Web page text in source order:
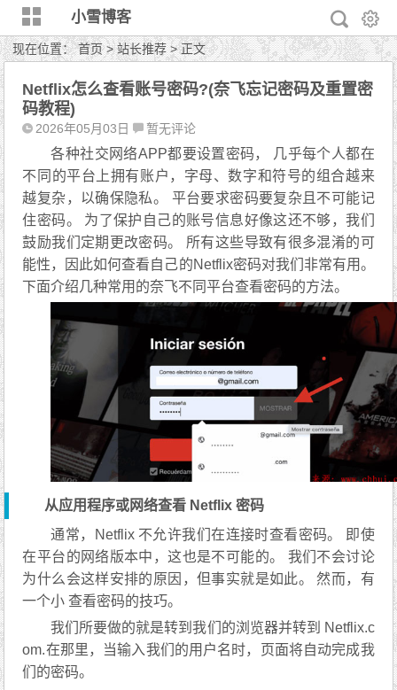
小雪博客
现在位置：首页>站长推荐> 正文
Netflix怎么查看账号密码?(奈飞忘记密码及重置密
码教程)
2026年05月03日 暂无评论
各种社交网络APP都要设置密码， 几乎每个人都在
不同的平台上拥有账户，字母、数字和符号的组合越来
越复杂，以确保隐私。 平台要求密码要复杂且不可能记
住密码。 为了保护自己的账号信息好像这还不够，我们
鼓励我们定期更改密码。 所有这些导致有很多混淆的可
能性，因此如何查看自己的Netflix密码对我们非常有用。
下面介绍几种常用的奈飞不同平台查看密码的方法。
从应用程序或网络查看 Netflix 密码
通常，Netflix 不允许我们在连接时查看密码。 即使
在平台的网络版本中，这也是不可能的。 我们不会讨论
为什么会这样安排的原因，但事实就是如此。 然而，有
一个小 查看密码的技巧。
我们所要做的就是转到我们的浏览器并转到 Netflix.c
om.在那里，当输入我们的用户名时，页面将自动完成我
们的密码。